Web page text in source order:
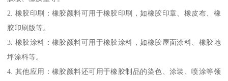
2. 橡胶印刷：橡胶颜料可用于橡胶印刷，如橡胶印章、橡皮布、橡
胶印刷版等。
3. 橡胶涂料：橡胶颜料可用于橡胶涂料，如橡胶屋面涂料、橡胶地
坪涂料等。
4. 其他应用：橡胶颜料还可用于橡胶制品的染色、涂装、喷涂等领